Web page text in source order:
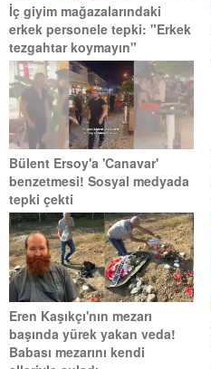
İç giyim mağazalarındaki
erkek personele tepki: "Erkek
tezgahtar koymayın"
Bülent Ersoy'a 'Canavar'
benzetmesi! Sosyal medyada
tepki çekti
Eren Kaşıkçı'nın mezarı
başında yürek yakan veda!
Babası mezarını kendi